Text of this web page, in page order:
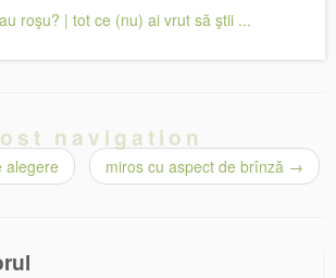
roşu? | tot ce (nu) ai vrut să ştii ...
navigation
alegere miros cu aspect de brînză →